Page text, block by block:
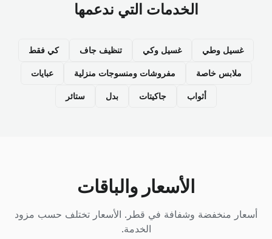
الخدمات التي ندعمها
غسيل وطي غسيل وكي تنظيف جاف كي فقط
ملابس خاصة مفروشات ومنسوجات منزلية عبايات
أثواب جاكيتات بدل ستائر
الأسعار والباقات
أسعار منخفضة وشفافة في قطر. الأسعار تختلف حسب مزود
الخدمة.